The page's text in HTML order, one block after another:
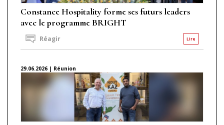
Constance Hospitality forme ses futurs leaders
avec le programme BRIGHT
Lire
Réagir
29.06.2026 | Réunion